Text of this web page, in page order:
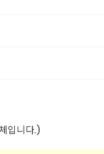
입니다.)